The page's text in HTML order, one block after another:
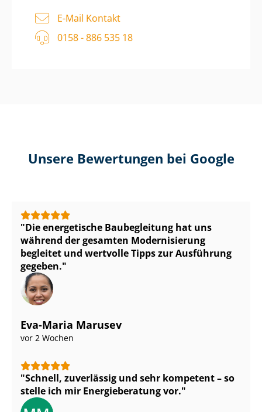
E-Mail Kontakt
0158 - 886 535 18
Unsere Bewertungen bei Google
Die energetische Baubegleitung hat uns
während der gesamten Modernisierung
begleitet und wertvolle Tipps zur Ausführung
gegeben.
Eva-Maria Marusev
vor 2 Wochen
Schnell, zuverlässig und sehr kompetent – so
stelle ich mir Energieberatung vor.